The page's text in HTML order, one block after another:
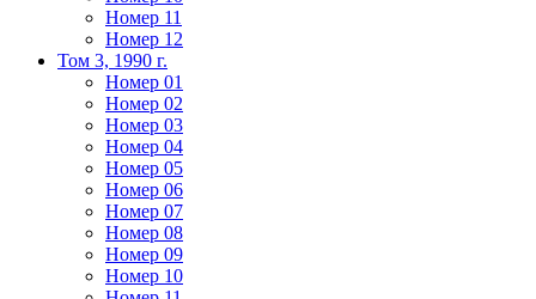
Номер 11
Номер 12
Том 3, 1990 г.
Номер 01
Номер 02
Номер 03
Номер 04
Номер 05
Номер 06
Номер 07
Номер 08
Номер 09
Номер 10